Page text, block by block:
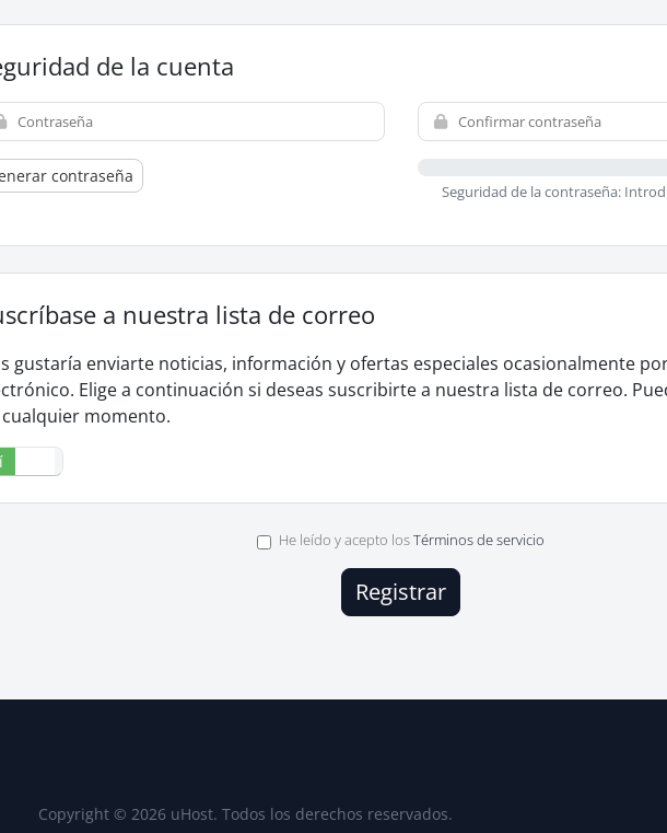
de la cuenta
contraseña
Seguridad de la contraseña:
a nuestra lista de correo
gustaría enviarte noticias, información y ofertas especiales ocasionalmente
Elige a continuación si deseas suscribirte a nuestra lista de correo.
momento.
He leído y acepto losTérminos de servicio
Copyright © 2026 uHost. Todos los derechos reservados.